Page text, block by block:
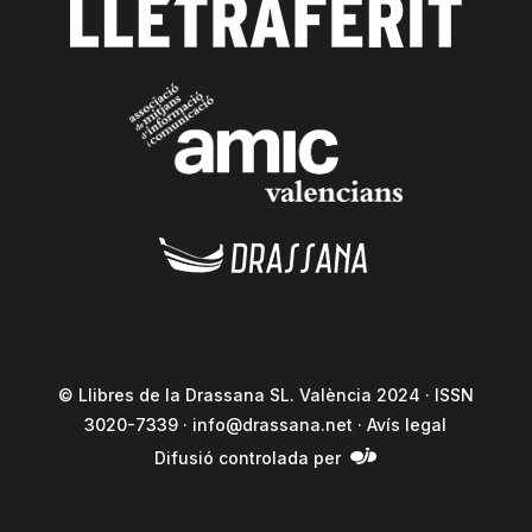
© Llibres de la Drassana SL. València 2024 · ISSN
3020-7339 · info@drassana.net ·Avís legal
Difusió controlada per